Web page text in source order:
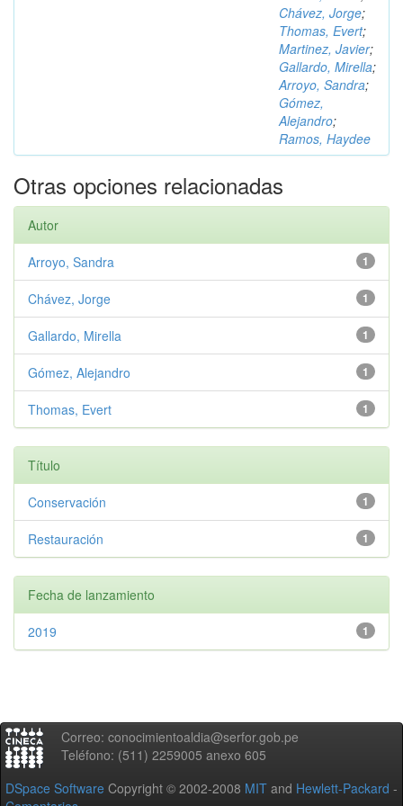
Chávez, Jorge;
Thomas, Evert;
Martinez, Javier;
Gallardo, Mirella;
Arroyo, Sandra;
Gómez,
Alejandro;
Ramos, Haydee
Otras opciones relacionadas
Autor
1
Arroyo, Sandra
1
Chávez, Jorge
1
Gallardo, Mirella
1
Gómez, Alejandro
1
Thomas, Evert
Título
1
Conservación
1
Restauración
Fecha de lanzamiento
1
2019
Correo: conocimientoaldia@serfor.gob.pe
Teléfono: (511) 2259005 anexo 605
DSpace Software Copyright © 2002-2008 MIT and Hewlett-Packard -